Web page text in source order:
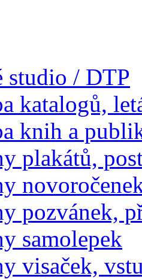
studio / DTP
katalogů,
knih a
plakátů,
pozvánek,
samolepek
visaček,